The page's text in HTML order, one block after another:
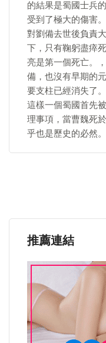
的結果是蜀國士兵
受到了極大的傷害。
對劉備去世後負責
下，只有鞠躬盡瘁
亮是第一個死亡。
備，也沒有早期的
要支柱已經消失了。
這樣一個蜀國首先
理事項，當曹魏死
乎也是歷史的必然。
推薦連結